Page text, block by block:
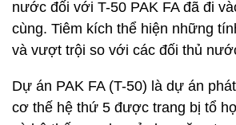
nước đối với T-50 PAK FA đã đi
cùng. Tiêm kích thể hiện những
và vượt trội so với các đối thủ
Dự án PAK FA (T-50) là dự án
cơ thế hệ thứ 5 được trang bị tổ